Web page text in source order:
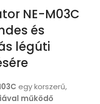
NE-M03C
és
légúti
egy korszerű,
működő